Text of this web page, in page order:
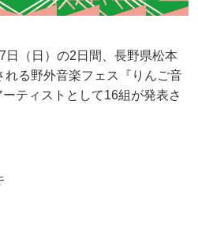
日（日）の2日間、長野県松本
る野外音楽フェス『りんご音
ティストとして16組が発表さ